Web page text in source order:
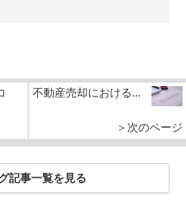
不動産売却における...
＞次のページ
記事一覧を見る